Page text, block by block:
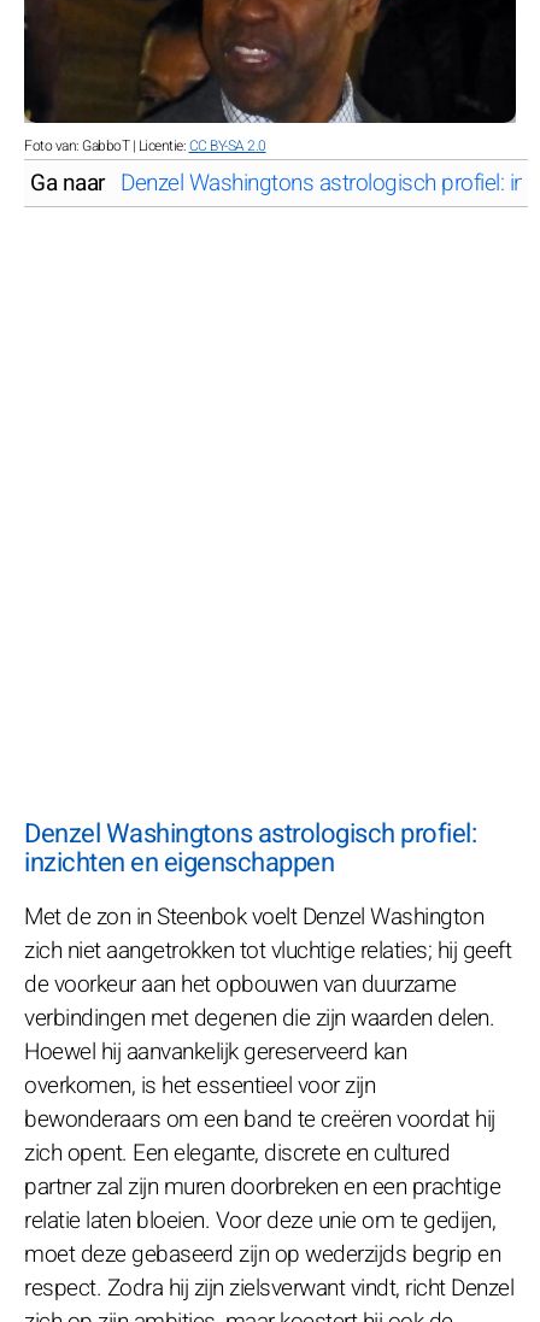
Foto van: GabboT | Licentie:CC BY-SA 2.0
Ga naar Denzel Washingtons astrologisch profiel:
Denzel Washingtons astrologisch profiel:
inzichten en eigenschappen
Met de zon in Steenbok voelt Denzel Washington
zich niet aangetrokken tot vluchtige relaties; hij geeft
de voorkeur aan het opbouwen van duurzame
verbindingen met degenen die zijn waarden delen.
Hoewel hij aanvankelijk gereserveerd kan
overkomen, is het essentieel voor zijn
bewonderaars om een band te creëren voordat hij
zich opent. Een elegante, discrete en cultured
partner zal zijn muren doorbreken en een prachtige
relatie laten bloeien. Voor deze unie om te gedijen,
moet deze gebaseerd zijn op wederzijds begrip en
respect. Zodra hij zijn zielsverwant vindt, richt Denzel